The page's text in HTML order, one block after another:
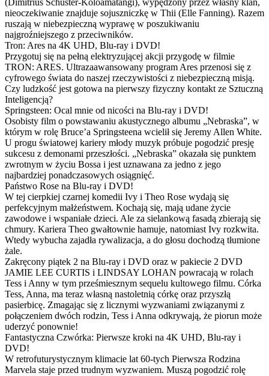
(Dimitrius Schuster-Koloamatangi), wypędzony przez własny klan,
nieoczekiwanie znajduje sojuszniczkę w Thii (Elle Fanning). Razem
ruszają w niebezpieczną wyprawę w poszukiwaniu
najgroźniejszego z przeciwników.
Tron: Ares na 4K UHD, Blu-ray i DVD!
Przygotuj się na pełną elektryzującej akcji przygodę w filmie
TRON: ARES. Ultrazaawansowany program Ares przenosi się z
cyfrowego świata do naszej rzeczywistości z niebezpieczną misją.
Czy ludzkość jest gotowa na pierwszy fizyczny kontakt ze Sztuczną
Inteligencją?
Springsteen: Ocal mnie od nicości na Blu-ray i DVD!
Osobisty film o powstawaniu akustycznego albumu „Nebraska”, w
którym w rolę Bruce’a Springsteena wcielił się Jeremy Allen White.
U progu światowej kariery młody muzyk próbuje pogodzić presję
sukcesu z demonami przeszłości. „Nebraska” okazała się punktem
zwrotnym w życiu Bossa i jest uznawana za jedno z jego
najbardziej ponadczasowych osiągnięć.
Państwo Rose na Blu-ray i DVD!
W tej cierpkiej czarnej komedii Ivy i Theo Rose wydają się
perfekcyjnym małżeństwem. Kochają się, mają udane życie
zawodowe i wspaniałe dzieci. Ale za sielankową fasadą zbierają się
chmury. Kariera Theo gwałtownie hamuje, natomiast Ivy rozkwita.
Wtedy wybucha zajadła rywalizacja, a do głosu dochodzą tłumione
żale.
Zakręcony piątek 2 na Blu-ray i DVD oraz w pakiecie 2 DVD
JAMIE LEE CURTIS i LINDSAY LOHAN powracają w rolach
Tess i Anny w tym prześmiesznym sequelu kultowego filmu. Córka
Tess, Anna, ma teraz własną nastoletnią córkę oraz przyszłą
pasierbicę. Zmagając się z licznymi wyzwaniami związanymi z
połączeniem dwóch rodzin, Tess i Anna odkrywają, że piorun może
uderzyć ponownie!
Fantastyczna Czwórka: Pierwsze kroki na 4K UHD, Blu-ray i
DVD!
W retrofuturystycznym klimacie lat 60-tych Pierwsza Rodzina
Marvela staje przed trudnym wyzwaniem. Muszą pogodzić rolę